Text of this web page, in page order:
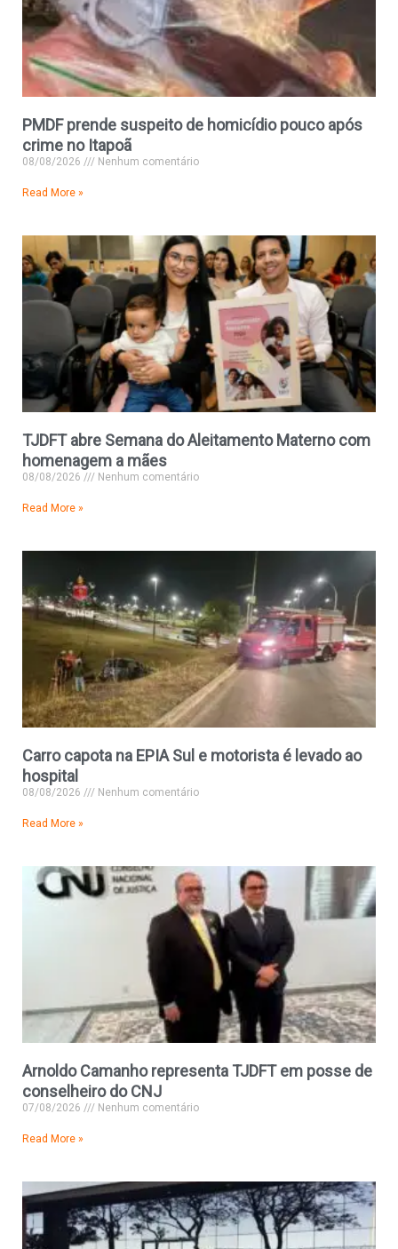
PMDF prende suspeito de homicídio pouco após
crime no Itapoã
08/08/2026 Nenhum comentário
Read More »
TJDFT abre Semana do Aleitamento Materno com
homenagem a mães
08/08/2026 Nenhum comentário
Read More »
Carro capota na EPIA Sul e motorista é levado ao
hospital
08/08/2026 Nenhum comentário
Read More »
Arnoldo Camanho representa TJDFT em posse de
conselheiro do CNJ
07/08/2026 Nenhum comentário
Read More »